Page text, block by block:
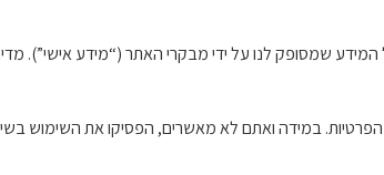
שמסופק לנו על ידי מבקרי האתר (“מידע אישי”).
במידה ואתם לא מאשרים, הפסיקו את השימוש